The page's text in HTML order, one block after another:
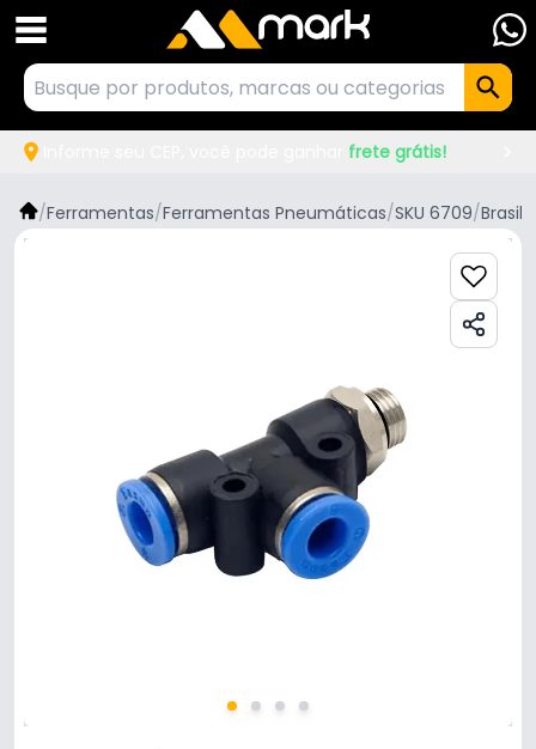
frete grátis!
/Ferramentas/Ferramentas Pneumáticas/SKU 6709/Brasil